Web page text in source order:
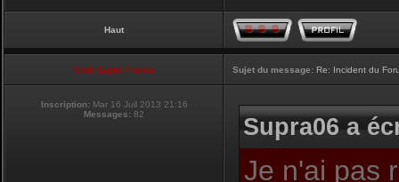
Haut
Club Supra France Sujet du message: Re: Incident du
Inscription: Mar 16 Juil 2013 21:16
Messages: 82 Supra06 a
Je n'ai pas